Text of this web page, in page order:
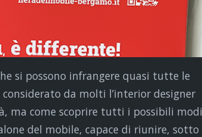
si possono infrangere quasi tutte le
da molti l’interior designer
ma come scoprire tutti i possibili modi
del mobile, capace di riunire, sotto